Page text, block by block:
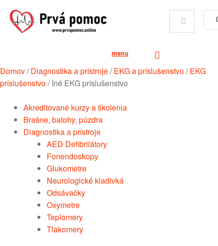
menu
Domov/Diagnostika a prístroje/EKG a príslušenstvo/EKG
príslušenstvo/Iné EKG príslušenstvo
Akreditované kurzy a školenia
Brašne, batohy, púzdra
Diagnostika a prístroje
AED Defibrilátory
Fonendoskopy
Glukometre
Neurologické kladivká
Odsávačky
Oxymetre
Teplomery
Tlakomery